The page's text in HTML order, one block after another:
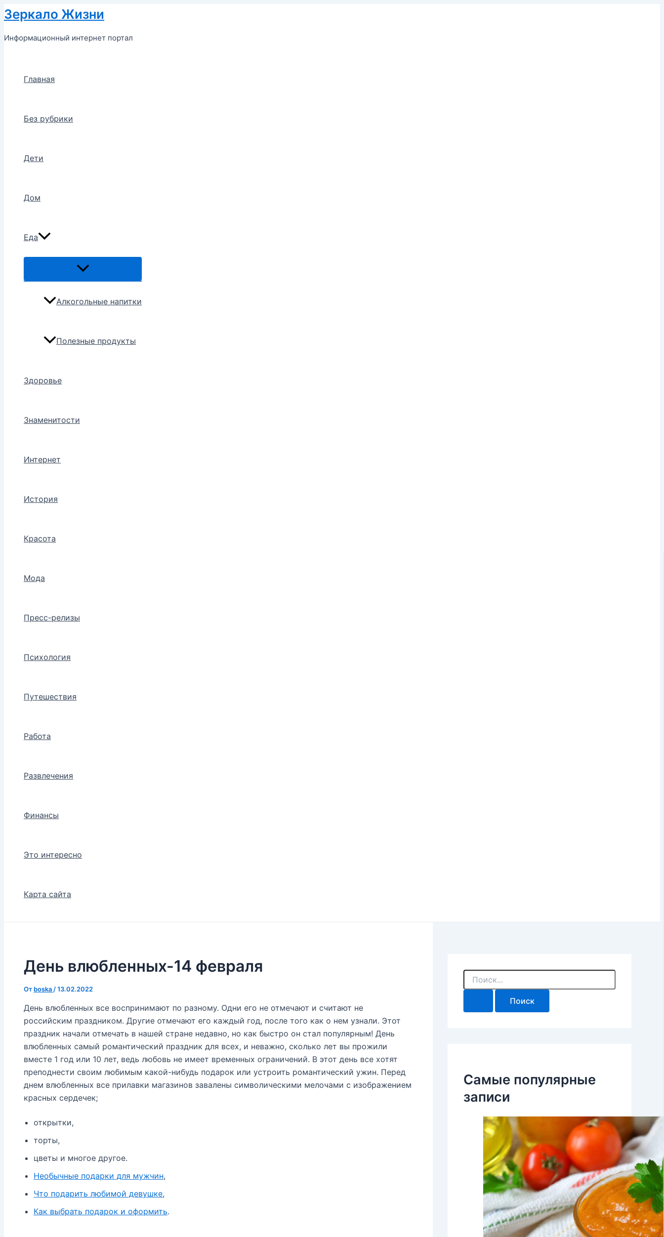
Перейти
к
содержимому
Зеркало Жизни
Информационный интернет портал
Главная
Без рубрики
Дети
Дом
Еда
Переключатель
Алкогольные напитки
Полезные продукты
Здоровье
Знаменитости
Интернет
История
Красота
Мода
Пресс-релизы
Психология
Путешествия
Работа
Развлечения
Финансы
Это интересно
Карта сайта
День влюбленных-14 февраля
От boska /13.02.2022
День влюбленных все воспринимают по разному. Одни его не отмечают и считают не
российским праздником. Другие отмечают его каждый год, после того как о нем узнали. Этот
праздник начали отмечать в нашей стране недавно, но как быстро он стал популярным! День
влюбленных самый романтический праздник для всех, и неважно, сколько лет вы прожили
вместе 1 год или 10 лет, ведь любовь не имеет временных ограничений. В этот день все хотят
преподнести своим любимым какой-нибудь подарок или устроить романтический ужин. Перед
днем влюбленных все прилавки магазинов завалены символическими мелочами с изображением
красных сердечек;
открытки,
торты,
цветы и многое другое.
Необычные подарки для мужчин,
Что подарить любимой девушке,
Как выбрать подарок и оформить.
П
и
к
Самые популярные
записи